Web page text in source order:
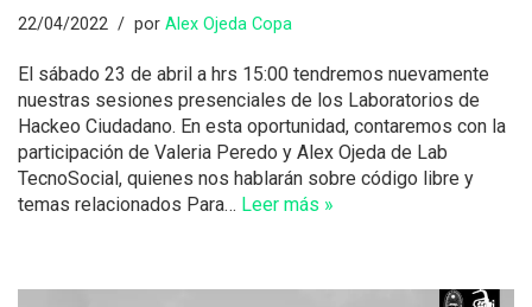
22/04/2022 por Alex Ojeda Copa
El sábado 23 de abril a hrs 15:00 tendremos nuevamente
nuestras sesiones presenciales de los Laboratorios de
Hackeo Ciudadano. En esta oportunidad, contaremos con la
participación de Valeria Peredo y Alex Ojeda de Lab
TecnoSocial, quienes nos hablarán sobre código libre y
temas relacionados Para… Leer más »